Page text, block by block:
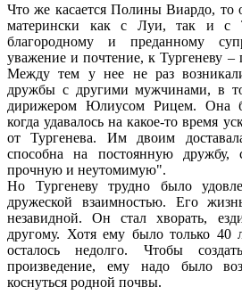
Что же касается Полины Виардо, то
матерински как с Луи, так и с
благородному и преданному
уважение и почтение, к Тургеневу –
Между тем у нее не раз
дружбы с другими мужчинами, в
дирижером Юлиусом Рицем. Она
когда удавалось на какое-то время
от Тургенева. Им двоим
способна на постоянную дружбу,
прочную и неутомимую".
Но Тургеневу трудно было
дружеской взаимностью. Его
незавидной. Он стал хворать,
другому. Хотя ему было только 40
осталось недолго. Чтобы
произведение, ему надо было
коснуться родной почвы.